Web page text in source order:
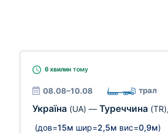
6 хвилин тому
08.08–10.08 трал
Україна (UA) — Туреччина (TR),
(дов=15м шир=2,5м вис=0,9м)